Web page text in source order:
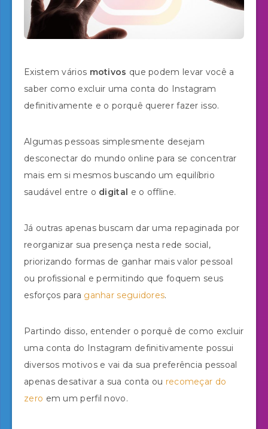
Existem vários motivos que podem levar você a
saber como excluir uma conta do Instagram
definitivamente e o porquê querer fazer isso.
Algumas pessoas simplesmente desejam
desconectar do mundo online para se concentrar
mais em si mesmos buscando um equilíbrio
saudável entre o digital e o offline.
Já outras apenas buscam dar uma repaginada por
reorganizar sua presença nesta rede social,
priorizando formas de ganhar mais valor pessoal
ou profissional e permitindo que foquem seus
esforços para ganhar seguidores.
Partindo disso, entender o porquê de como excluir
uma conta do Instagram definitivamente possui
diversos motivos e vai da sua preferência pessoal
apenas desativar a sua conta ou recomeçar do
zero em um perfil novo.